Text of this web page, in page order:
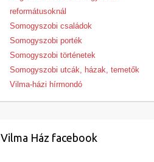
reformátusoknál
Somogyszobi családok
Somogyszobi porték
Somogyszobi történetek
Somogyszobi utcák, házak, temetők
Vilma-házi hírmondó
Vilma Ház facebook